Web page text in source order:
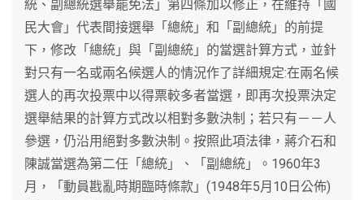
統、副總統選舉罷免法」第四條加以修正，在維持「國
民大會」代表間接選舉「總統」和「副總統」的前提
下，修改「總統」與「副總統」的當選計算方式，並針
對只有一名或兩名候選人的情況作了詳細規定:在兩名候
選人的再次投票中以得票較多者當選，即再次投票決定
選舉結果的計算方式改以相對多數決制；若只有－－人
參選，仍沿用絕對多數決制。按照此項法律，蔣介石和
陳誠當選為第二任「總統」、「副總統」。1960年3
月，「動員戡亂時期臨時條款」(1948年5月10日公佈)